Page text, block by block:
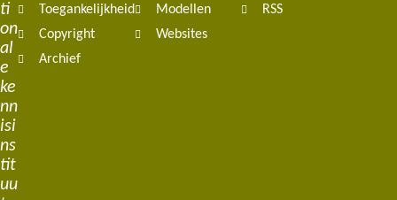
ti
on
al
e
ke
nn
isi
ns
tit
uu
Toegankelijkheid
Copyright
Archief
Modellen
Websites
RSS